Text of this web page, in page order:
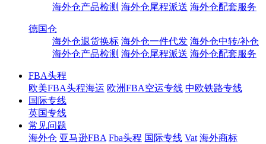
海外仓产品检测 海外仓尾程派送 海外仓配套服务
德国仓
海外仓退货换标 海外仓一件代发 海外仓中转/补仓
海外仓产品检测 海外仓尾程派送 海外仓配套服务
FBA头程
欧美FBA头程海运 欧洲FBA空运专线 中欧铁路专线
国际专线
英国专线
常见问题
海外仓 亚马逊FBA Fba头程 国际专线 Vat 海外商标